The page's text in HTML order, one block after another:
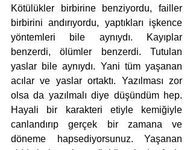
Kötülükler birbirine benziyordu, failler
birbirini andırıyordu, yaptıkları işkence
yöntemleri bile aynıydı. Kayıplar
benzerdi, ölümler benzerdi. Tutulan
yaslar bile aynıydı. Yani tüm yaşanan
acılar ve yaslar ortaktı. Yazılması zor
olsa da yazılmalı diye düşündüm hep.
Hayali bir karakteri etiyle kemiğiyle
canlandırıp gerçek bir zamana ve
döneme hapsediyorsunuz. Yaşanan